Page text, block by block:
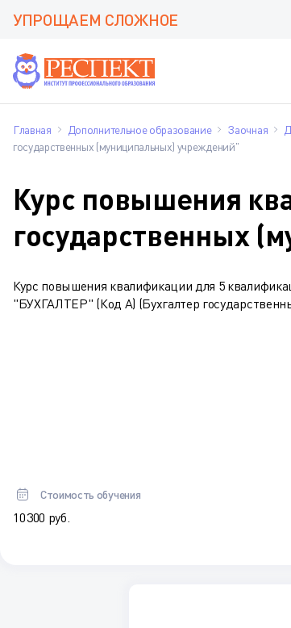
УПРОЩАЕМ СЛОЖНОЕ
Главная Дополнительное образование Заочная
государственных (муниципальных) учреждений"
Курс повышения
государственных
Курс повышения квалификации для 5
"БУХГАЛТЕР" (Код А) (Бухгалтер
Стоимость обучения
10 300 руб.